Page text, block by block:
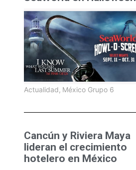
Actualidad, México Grupo 6
Cancún y Riviera Maya
lideran el crecimiento
hotelero en México